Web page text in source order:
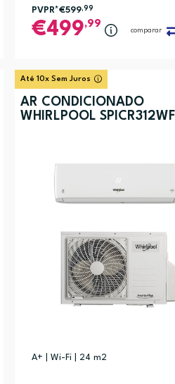
PVPR*€599,99
499,99
comparar
Até 10x Sem Juros
AR CONDICIONADO
WHIRLPOOL SPICR312WF
A+ | Wi-Fi | 24 m2